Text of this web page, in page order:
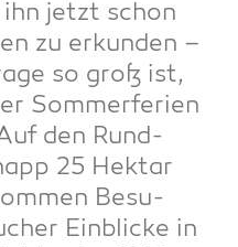
jetzt schon
zu erkun­den –
so groß ist,
Som­mer­fe­ri­en
den Rund­
25 Hekt­ar
Besu­
Ein­bli­cke in